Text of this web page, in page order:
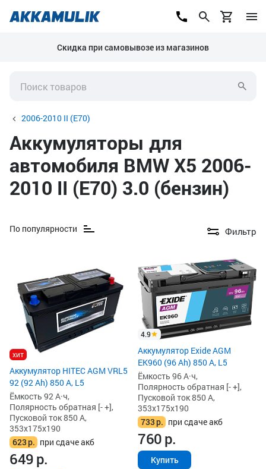
Скидка при самовывозе из магазинов
2006-2010 II (E70)
Аккумуляторы для
автомобиля BMW X5 2006-
2010 II (E70) 3.0 (бензин)
По популярности Фильтр
хит
Аккумулятор HITEC AGM VRL5
92 (92 Ah) 850 А, L5
Ёмкость 92 А·ч,
Полярность обратная [- +],
Пусковой ток 850 А,
353x175x190
623р. при сдаче акб
649р.
4.9
Аккумулятор Exide AGM
EK960 (96 Ah) 850 А, L5
Ёмкость 96 А·ч,
Полярность обратная [- +],
Пусковой ток 850 А,
353x175x190
733р. при сдаче акб
760р.
Купить